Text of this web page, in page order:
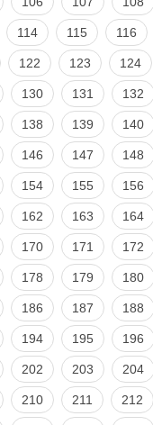
114 115 116
122 123 124
130 131 132
138 139 140
146 147 148
154 155 156
162 163 164
170 171 172
178 179 180
186 187 188
194 195 196
202 203 204
210 211 212